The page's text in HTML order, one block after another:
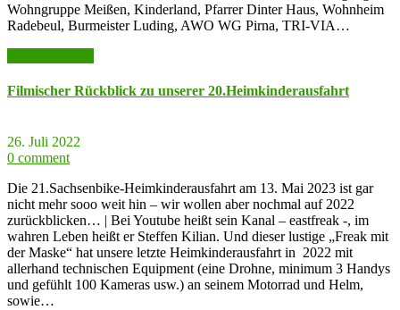
Wohngruppe Meißen, Kinderland, Pfarrer Dinter Haus, Wohnheim
Radebeul, Burmeister Luding, AWO WG Pirna, TRI-VIA…
Filmischer Rückblick zu unserer 20.Heimkinderausfahrt
26. Juli 2022
0 comment
Die 21.Sachsenbike-Heimkinderausfahrt am 13. Mai 2023 ist gar
nicht mehr sooo weit hin – wir wollen aber nochmal auf 2022
zurückblicken… | Bei Youtube heißt sein Kanal – eastfreak -, im
wahren Leben heißt er Steffen Kilian. Und dieser lustige „Freak mit
der Maske“ hat unsere letzte Heimkinderausfahrt in 2022 mit
allerhand technischen Equipment (eine Drohne, minimum 3 Handys
und gefühlt 100 Kameras usw.) an seinem Motorrad und Helm,
sowie…